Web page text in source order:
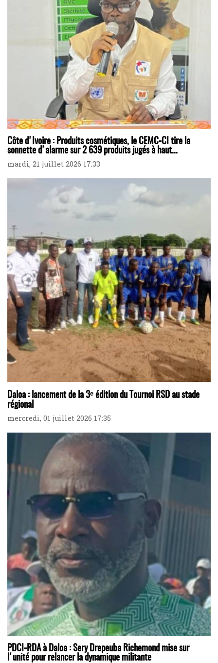
Côte d'Ivoire : Produits cosmétiques, le CEMC-CI tire la
sonnette d'alarme sur 2 639 produits jugés à haut...
mardi, 21 juillet 2026 17:33
Daloa : lancement de la 3ᵉ édition du Tournoi RSD au stade
régional
mercredi, 01 juillet 2026 17:35
PDCI-RDA à Daloa : Sery Drepeuba Richemond mise sur
l'unité pour relancer la dynamique militante